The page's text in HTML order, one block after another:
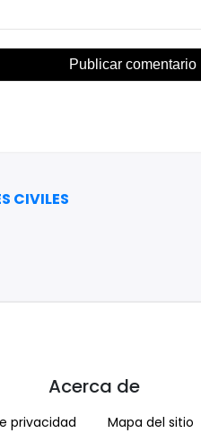
CIVILES
Acerca de
privacidad Mapa del sitio